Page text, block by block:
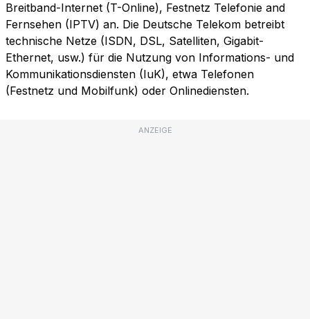
Breitband-Internet (T-Online), Festnetz Telefonie and
Fernsehen (IPTV) an. Die Deutsche Telekom betreibt
technische Netze (ISDN, DSL, Satelliten, Gigabit-
Ethernet, usw.) für die Nutzung von Informations- und
Kommunikationsdiensten (IuK), etwa Telefonen
(Festnetz und Mobilfunk) oder Onlinediensten.
ANZEIGE